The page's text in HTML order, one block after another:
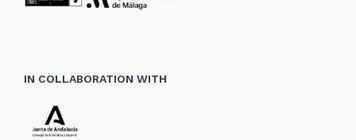
IN COLLABORATION WITH